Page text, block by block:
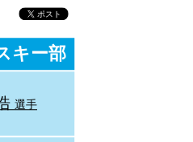
キー部
選手